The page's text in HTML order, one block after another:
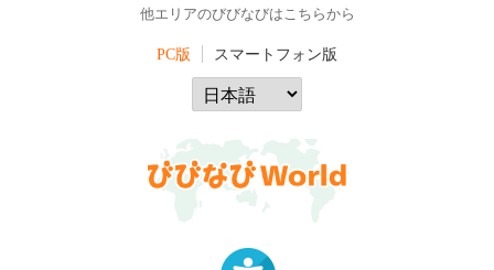
他エリアのびびなびはこちらから
PC版 スマートフォン版